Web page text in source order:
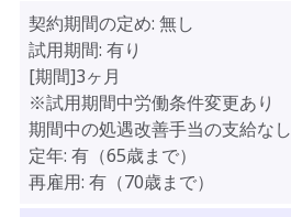
契約期間の定め: 無し
試用期間: 有り
[期間]3ヶ月
※試用期間中労働条件変更あり
期間中の処遇改善手当の支給なし
定年: 有（65歳まで）
再雇用: 有（70歳まで）